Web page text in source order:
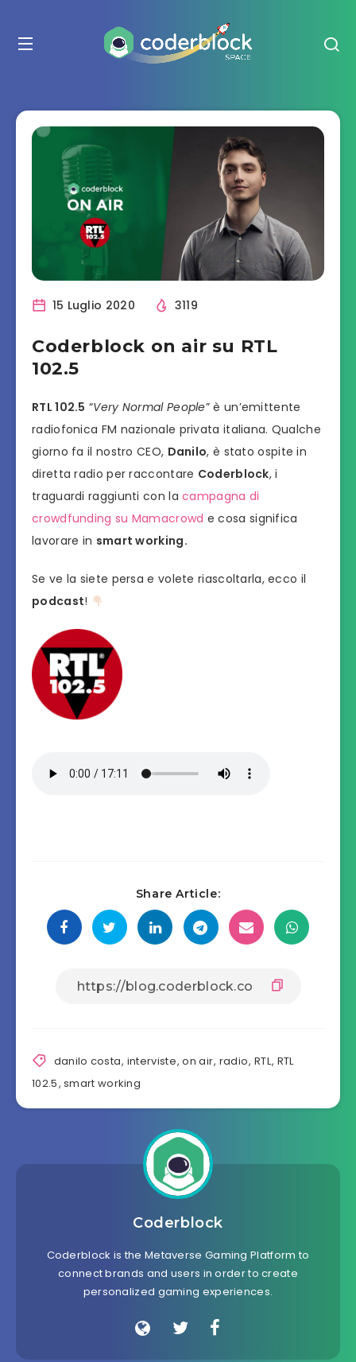
15 Luglio 2020 3119
Coderblock on air su RTL
102.5
RTL 102.5 “Very Normal People” è un’emittente
radiofonica FM nazionale privata italiana. Qualche
giorno fa il nostro CEO, Danilo, è stato ospite in
diretta radio per raccontare Coderblock, i
traguardi raggiunti con lacampagna di
crowdfunding su Mamacrowd e cosa significa
lavorare in smart working.
Se ve la siete persa e volete riascoltarla, ecco il
podcast!
Share Article:
danilo costa, interviste,on air, radio, RTL, RTL
102.5,smart working
Coderblock
Coderblock is the Metaverse Gaming Platform to
connect brands and users in order to create
personalized gaming experiences.